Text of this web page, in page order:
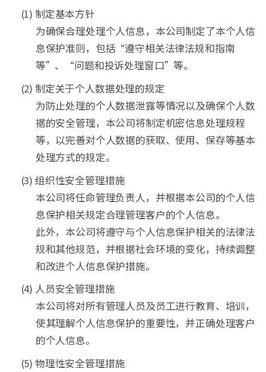
(1) 制定基本方针
为确保合理处理个人信息，本公司制定了本个人信
息保护准则，包括“遵守相关法律法规和指南
等”、“问题和投诉处理窗口”等。
(2) 制定关于个人数据处理的规定
为防止处理的个人数据泄露等情况以及确保个人数
据的安全管理，本公司将制定机密信息处理规程
等，以完善对个人数据的获取、使用、保存等基本
处理方式的规定。
(3) 组织性安全管理措施
本公司将任命管理负责人，并根据本公司的个人信
息保护相关规定合理管理客户的个人信息。
此外，本公司将遵守与个人信息保护相关的法律法
规和其他规范，并根据社会环境的变化，持续调整
和改进个人信息保护措施。
(4) 人员安全管理措施
本公司将对所有管理人员及员工进行教育、培训，
使其理解个人信息保护的重要性，并正确处理客户
的个人信息。
(5) 物理性安全管理措施